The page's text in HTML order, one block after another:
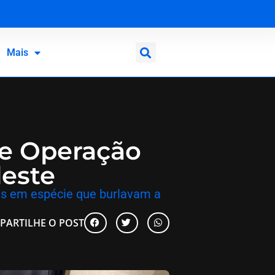
Mais
Operação
em espécie que burlavam a
O POST